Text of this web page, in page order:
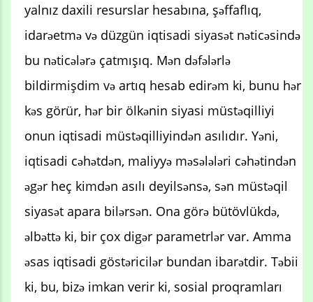
yalnız daxili resurslar hesabına, şəffaflıq,
idarəetmə və düzgün iqtisadi siyasət nəticəsində
bu nəticələrə çatmışıq. Mən dəfələrlə
bildirmişdim və artıq hesab edirəm ki, bunu hər
kəs görür, hər bir ölkənin siyasi müstəqilliyi
onun iqtisadi müstəqilliyindən asılıdır. Yəni,
iqtisadi cəhətdən, maliyyə məsələləri cəhətindən
əgər heç kimdən asılı deyilsənsə, sən müstəqil
siyasət apara bilərsən. Ona görə bütövlükdə,
əlbəttə ki, bir çox digər parametrlər var. Amma
əsas iqtisadi göstəricilər bundan ibarətdir. Təbii
ki, bu, bizə imkan verir ki, sosial proqramları